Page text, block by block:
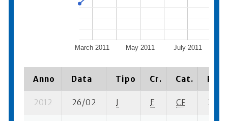
March 2011 May 2011 July 2011
Anno Data Tipo Cr. Cat.
2012 26/02 I E CF 2 se-